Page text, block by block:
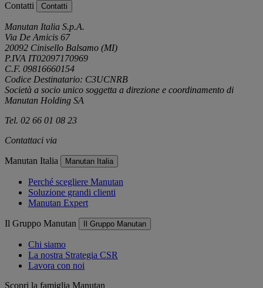
Contatti Contatti
Manutan Italia S.p.A.
Via De Amicis 67
20092 Cinisello Balsamo (MI)
P.IVA IT02097170969
C.F. 09816660154
Codice Destinatario: C3UCNRB
Società a socio unico soggetta a direzione e coordinamento di
Manutan Holding SA
Tel. 02 66 01 08 23
Contattaci via
Manutan Italia Manutan Italia
Perché scegliere Manutan
Soluzione grandi clienti
Manutan Expert
Il Gruppo Manutan Il Gruppo Manutan
Chi siamo
La nostra Strategia CSR
Lavora con noi
Scopri la famiglia Manutan